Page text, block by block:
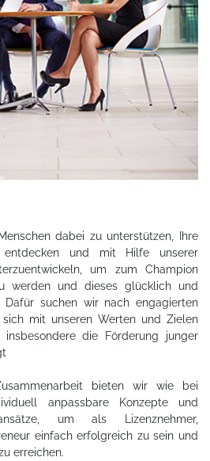
dabei zu unterstützen, Ihre
entdecken und mit Hilfe unserer
um zum Champion
werden und dieses glücklich und
suchen wir nach engagierten
sich mit unseren Werten und Zielen
die Förderung junger
bieten wir wie bei
anpassbare Konzepte und
um als Lizenznehmer,
einfach erfolgreich zu sein und
erreichen.